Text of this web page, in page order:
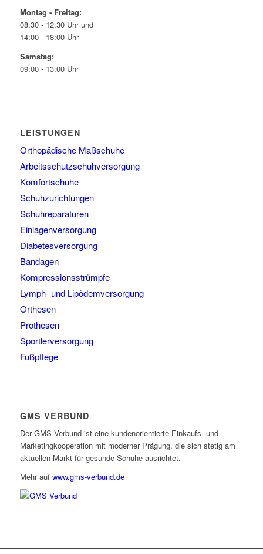
Montag - Freitag:
08:30 - 12:30 Uhr und
14:00 - 18:00 Uhr
Samstag:
09:00 - 13:00 Uhr
LEISTUNGEN
Orthopädische Maßschuhe
Arbeitsschutzschuhversorgung
Komfortschuhe
Schuhzurichtungen
Schuhreparaturen
Einlagenversorgung
Diabetesversorgung
Bandagen
Kompressionsstrümpfe
Lymph- und Lipödemversorgung
Orthesen
Prothesen
Sportlerversorgung
Fußpflege
GMS VERBUND
Der GMS Verbund ist eine kundenorientierte Einkaufs- und
Marketingkooperation mit moderner Prägung, die sich stetig am
aktuellen Markt für gesunde Schuhe ausrichtet.
Mehr auf www.gms-verbund.de